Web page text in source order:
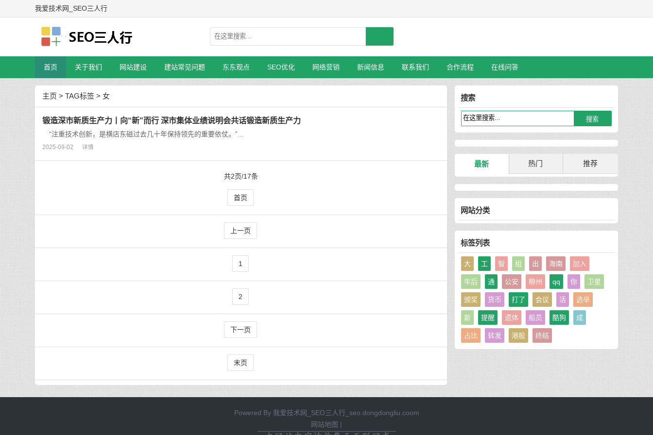
我爱技术网_SEO三人行
首页 关于我们 网站建设 建站常见问题 东东观点 SEO优化 网络营销 新闻信息 联系我们 合作流程 在线问答
主页 > TAG标签 > 女
锻造深市新质生产力丨向“新”而行 深市集体业绩说明会共话锻造新质生产力
“注重技术创新，是横店东磁过去几十年保持领先的重要依仗。”...
2025-09-02 详情
共2页/17条
首页
上一页
1
2
下一页
末页
搜索
最新 热门 推荐
网站分类
标签列表
大 工 智 组 出 海南 加入
年后 通 公安 柳州 qq 你 卫星
颁奖 货币 打了 会议 活 选举
新 提醒 遗体 船员 酷狗 成
占比 转发 港股 终结
Powered By 我爱技术网_SEO三人行_seo.dongdongliu.coom
网站地图 |